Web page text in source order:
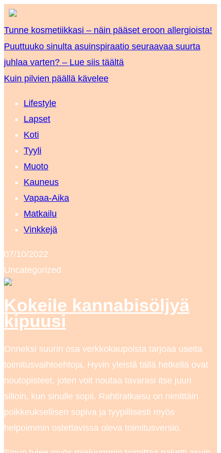
Tunne kosmetiikkasi – näin pääset eroon allergioista!
Puuttuuko sinulta asuinspiraatio seuraavaa suurta
juhlaa varten? – Lue siis täältä
Kuin pilvien päällä kävelee
Lifestyle
Lapset
Koti
Tyyli
Muoto
Kauneus
Vapaa-Aika
Matkailu
Vinkkejä
07/10/2022
Uncategorized
Kokeile kannabisöljyä
kipuusi
Onneksi suurin osa verkkokaupoista tarjoaa useita
toimitusvaihtoehtoja. Hyvin yleistä tällä hetkellä ovat
noutopisteet, joten voit noutaa tavarasi itse juuri
silloin, kun sinulle sopii. Rahtiratkaisu on nimittäin
poikkeuksellisen sopiva ja tyypillisesti myös
helpoimmin ostettavissa oleva toimitusversio.